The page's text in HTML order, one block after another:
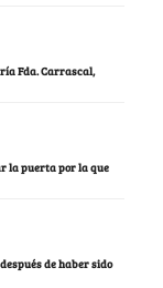
Fda. Carrascal,
la puerta por la que
de haber sido